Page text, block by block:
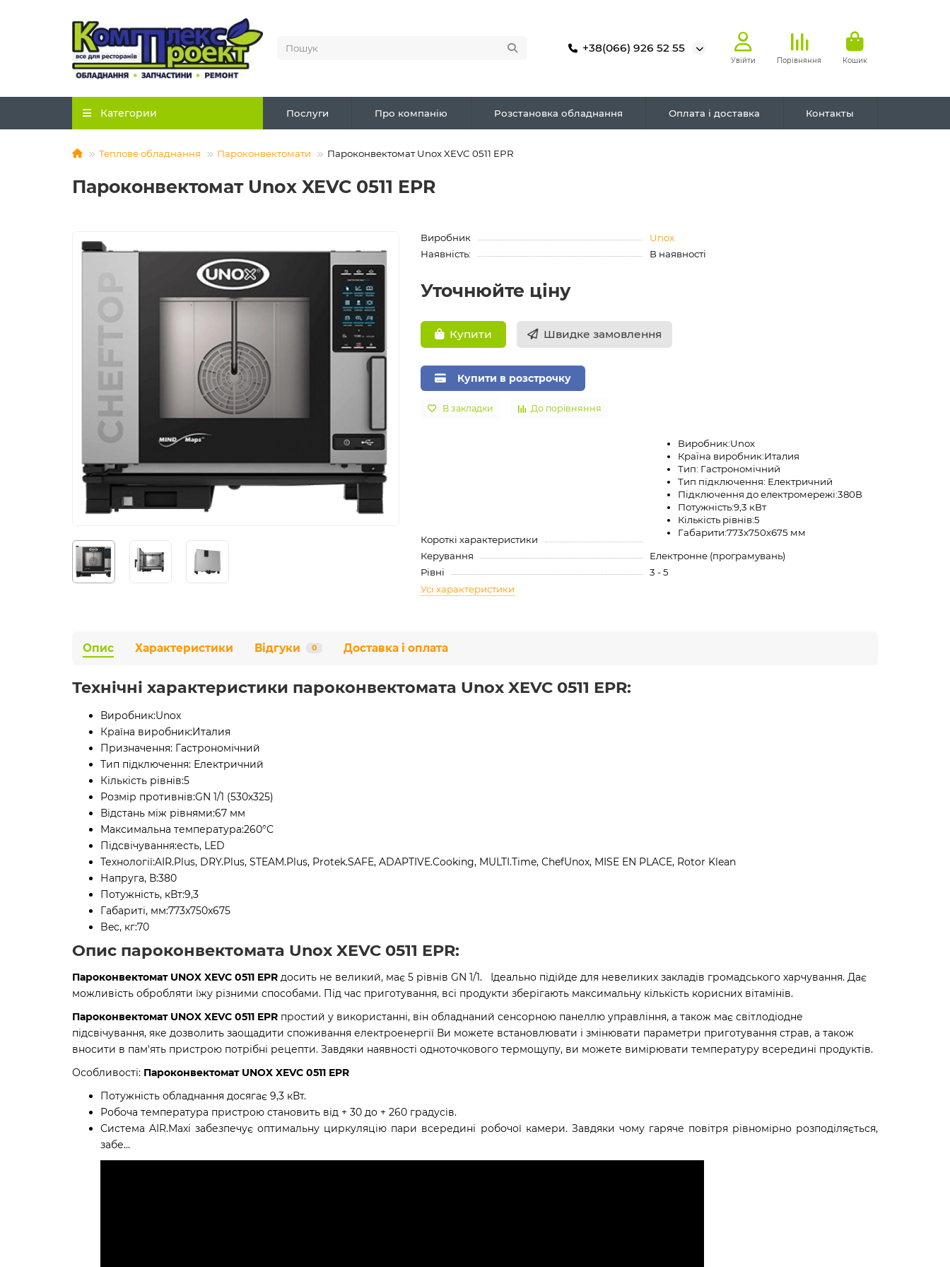
+38(066) 926 52 55
Увійти Порівняння Кошик
Категории Послуги Про компанію Розстановка обладнання Оплата і доставка Контакты
Теплове обладнання Пароконвектомати Пароконвектомат Unox XEVC 0511 EPR
Пароконвектомат Unox XEVC 0511 EPR
Виробник
Unox
Наявність:
В наявності
Уточнюйте ціну
Купити Швидке замовлення
Купити в розстрочку
В закладки До порівняння
Короткі характеристики
Виробник:Unox
Країна виробник:Италия
Тип: Гастрономічний
Тип підключення: Електричний
Підключення до електромережі:380В
Потужність:9,3 кВт
Кількість рівнів:5
Габарити:773x750x675 мм
Керування
Електронне (програмувань)
Рівні
3 - 5
Усі характеристики
Опис Характеристики Відгуки 0 Доставка і оплата
Технічні характеристики пароконвектомата Unox XEVC 0511 EPR:
Виробник:Unox
Країна виробник:Италия
Призначення: Гастрономічний
Тип підключення: Електричний
Кількість рівнів:5
Розмір противнів:GN 1/1 (530х325)
Відстань між рівнями:67 мм
Максимальна температура:260°С
Підсвічування:есть, LED
Технології:AIR.Plus, DRY.Plus, STEAM.Plus, Protek.SAFE, ADAPTIVE.Cooking, MULTI.Time, ChefUnox, MISE EN PLACE, Rotor Klean
Напруга, В:380
Потужність, кВт:9,3
Габариті, мм:773x750x675
Bec, кг:70
Опис пароконвектомата Unox XEVC 0511 EPR:
Пароконвектомат UNOX XEVC 0511 EPR досить не великий, має 5 рівнів GN 1/1. Ідеально підійде для невеликих закладів громадського харчування. Дає
можливість обробляти їжу різними способами. Під час приготування, всі продукти зберігають максимальну кількість корисних вітамінів.
Пароконвектомат UNOX XEVC 0511 EPR простий у використанні, він обладнаний сенсорною панеллю управління, а також має світлодіодне
підсвічування, яке дозволить заощадити споживання електроенергії Ви можете встановлювати і змінювати параметри приготування страв, а також
вносити в пам'ять пристрою потрібні рецепти. Завдяки наявності одноточкового термощупу, ви можете вимірювати температуру всередині продуктів.
Особливості: Пароконвектомат UNOX XEVC 0511 EPR
Потужність обладнання досягає 9,3 кВт.
Робоча температура пристрою становить від + 30 до + 260 градусів.
Система AIR.Maxi забезпечує оптимальну циркуляцію пари всередині робочої камери. Завдяки чому гаряче повітря рівномірно розподіляється,
забе...